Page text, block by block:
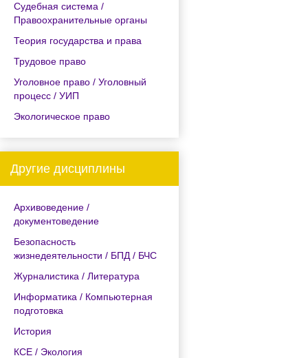
Судебная система /
Правоохранительные органы
Теория государства и права
Трудовое право
Уголовное право / Уголовный
процесс / УИП
Экологическое право
Другие дисциплины
Архивоведение /
документоведение
Безопасность
жизнедеятельности / БПД / БЧС
Журналистика / Литература
Информатика / Компьютерная
подготовка
История
КСЕ / Экология